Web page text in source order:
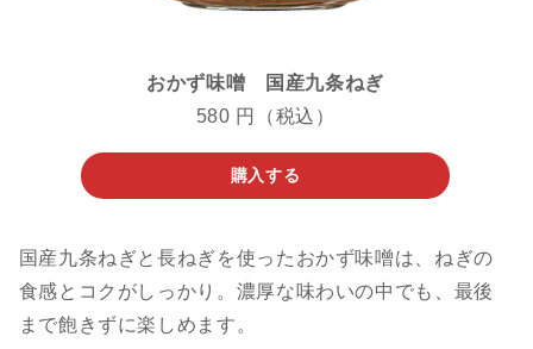
おかず味噌 国産九条ねぎ
580 円（税込）
購入する
国産九条ねぎと長ねぎを使ったおかず味噌は、ねぎの
食感とコクがしっかり。濃厚な味わいの中でも、最後
まで飽きずに楽しめます。